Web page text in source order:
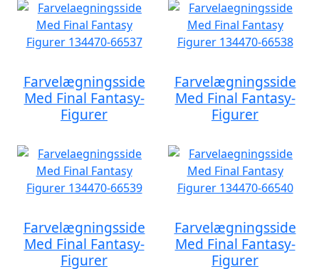
Farvelægningsside
Med Final Fantasy-
Figurer
Farvelægningsside
Med Final Fantasy-
Figurer
Farvelægningsside
Med Final Fantasy-
Figurer
Farvelægningsside
Med Final Fantasy-
Figurer